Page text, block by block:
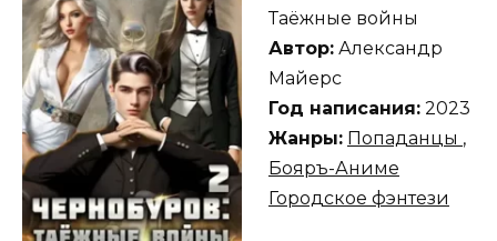
Таёжные войны
Автор: Александр
Майерс
Год написания: 2023
Жанры: Попаданцы ,
Бояръ-Аниме
Городское фэнтези